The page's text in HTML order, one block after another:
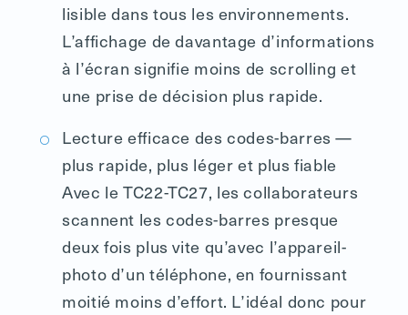
lisible dans tous les environnements.
L’affichage de davantage d’informations
à l’écran signifie moins de scrolling et
une prise de décision plus rapide.
Lecture efficace des codes-barres —
plus rapide, plus léger et plus fiable
Avec le TC22-TC27, les collaborateurs
scannent les codes-barres presque
deux fois plus vite qu’avec l’appareil-
photo d’un téléphone, en fournissant
moitié moins d’effort. L’idéal donc pour